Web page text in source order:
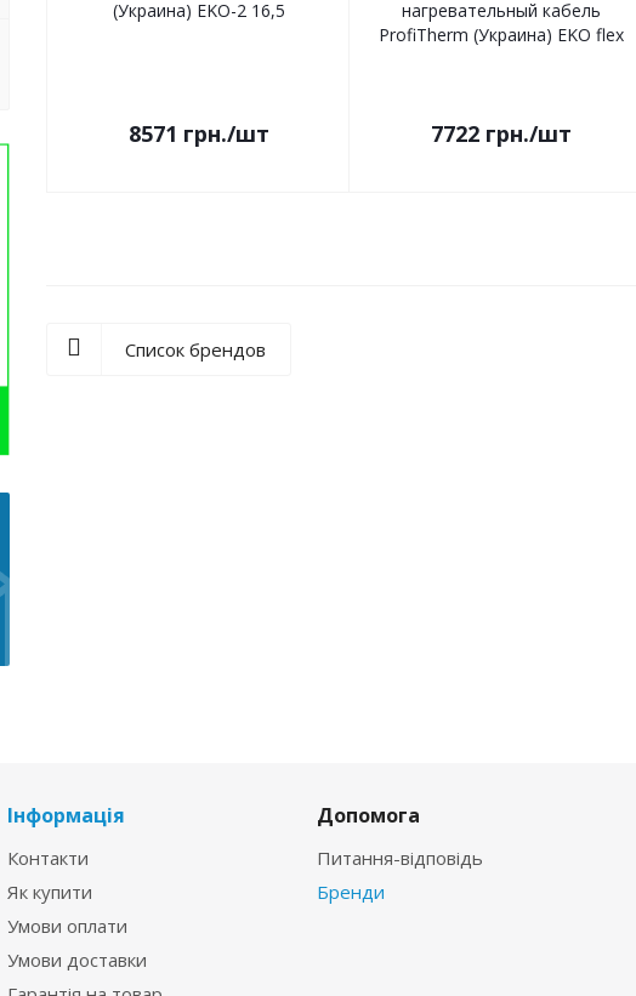
(Украина) EKO-2 16,5
8571 грн./шт
нагревательный кабель
ProfiTherm (Украина) EKO flex
7722грн./шт
Список брендов
Інформація
Контакти
Як купити
Умови оплати
Умови доставки
Допомога
Питання-відповідь
Бренди